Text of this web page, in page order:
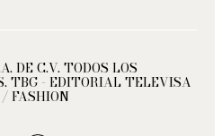
DE C.V. TODOS LOS
TBG - EDITORIAL TELEVISA
FASHION